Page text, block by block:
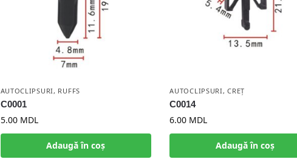
AUTOCLIPSURI, RUFFS
C0001
5.00 MDL
Adaugă în coș
AUTOCLIPSURI,CREȚ
C0014
6.00 MDL
Adaugă în coș